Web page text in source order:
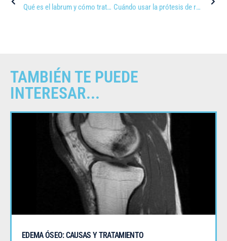
Qué es el labrum y cómo tratar su rotura Cuándo usar la prótesis de rodilla
TAMBIÉN TE PUEDE
INTERESAR...
EDEMA ÓSEO: CAUSAS Y TRATAMIENTO